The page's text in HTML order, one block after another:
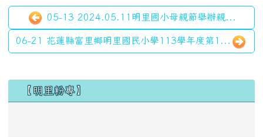
05-13 2024.05.11明里國小母親節舉辦親...
06-21 花蓮縣富里鄉明里國民小學113學年度第1...
左邊區域內容
【明里粉專】